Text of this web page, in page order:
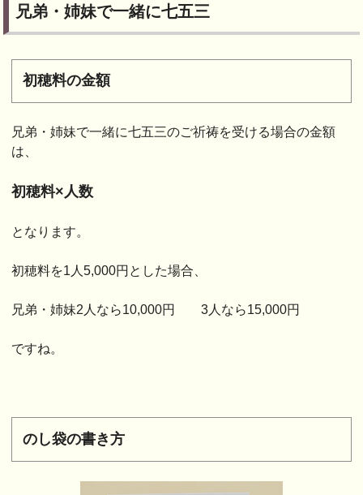
兄弟・姉妹で一緒に七五三
初穂料の金額
兄弟・姉妹で一緒に七五三のご祈祷を受ける場合の金額
は、
初穂料×人数
となります。
初穂料を1人5,000円とした場合、
兄弟・姉妹2人なら10,000円 3人なら15,000円
ですね。
のし袋の書き方